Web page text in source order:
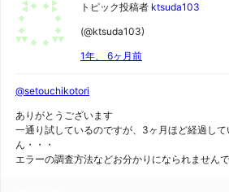
トピック投稿者 ktsuda103
(@ktsuda103)
1年、 6ヶ月前
@setouchikotori
ありがとうございます
一通り試しているのですが、3ヶ月ほど経過し
ん・・・
エラーの調査方法などお分かりになられません